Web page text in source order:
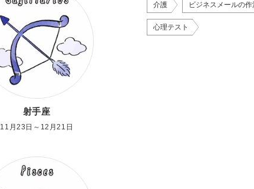
射手座
11月23日～12月21日
介護 ビジネスメールの作
心理テスト